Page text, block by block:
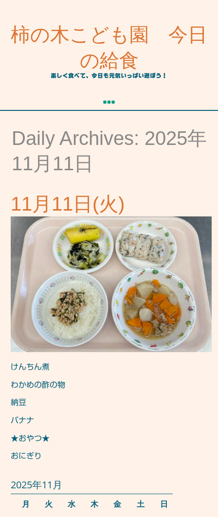
柿の木こども園 今日
の給食
楽しく食べて、今日も元気いっぱい遊ぼう！
Daily Archives: 2025年
11月11日
11月11日(火)
けんちん煮
わかめの酢の物
納豆
バナナ
★おやつ★
おにぎり
2025年11月
月 火 水 木 金 土
日